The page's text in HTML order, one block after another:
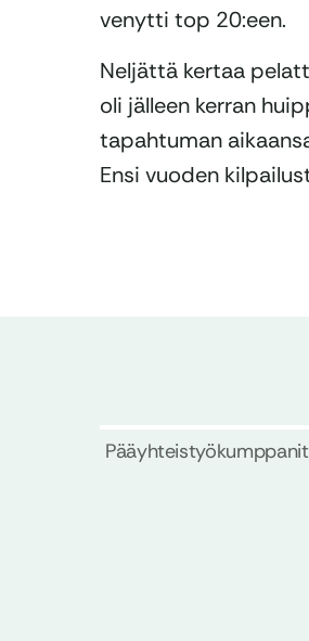
venytti top 20:een.
Neljättä kertaa
oli jälleen kerran
tapahtuman
Ensi vuoden